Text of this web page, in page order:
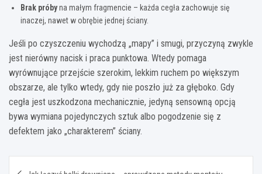
Brak próbyna małym fragmencie – każda cegła zachowuje się
inaczej, nawet w obrębie jednej ściany.
Jeśli po czyszczeniu wychodzą „mapy” i smugi, przyczyną zwykle
jest nierówny nacisk i praca punktowa. Wtedy pomaga
wyrównujące przejście szerokim, lekkim ruchem po większym
obszarze, ale tylko wtedy, gdy nie poszło już za głęboko. Gdy
cegła jest uszkodzona mechanicznie, jedyną sensowną opcją
bywa wymiana pojedynczych sztuk albo pogodzenie się z
defektem jako „charakterem” ściany.